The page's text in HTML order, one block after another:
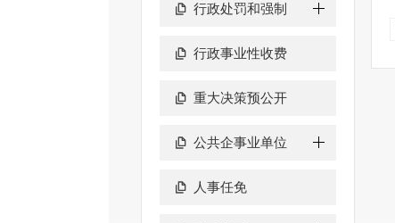
行政处罚和强制
行政事业性收费
重大决策预公开
公共企事业单位
人事任免